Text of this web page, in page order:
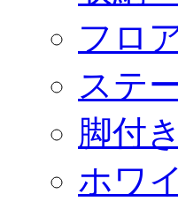
フロ
ステ
脚付
ホワ